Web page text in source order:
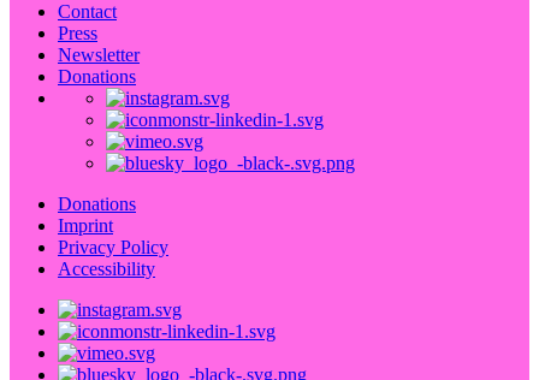
Contact
Press
Newsletter
Donations
Donations
Imprint
Privacy Policy
Accessibility